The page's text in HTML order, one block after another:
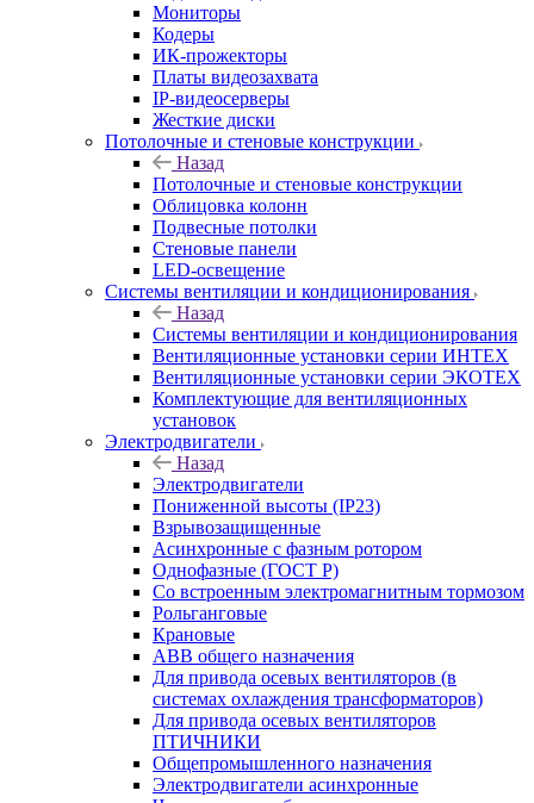
Мониторы
Кодеры
ИК-прожекторы
Платы видеозахвата
IP-видеосерверы
Жесткие диски
Потолочные и стеновые конструкции
Назад
Потолочные и стеновые конструкции
Облицовка колонн
Подвесные потолки
Стеновые панели
LED-освещение
Системы вентиляции и кондиционирования
Назад
Системы вентиляции и кондиционирования
Вентиляционные установки серии ИНТЕХ
Вентиляционные установки серии ЭКОТЕХ
Комплектующие для вентиляционных
установок
Электродвигатели
Назад
Электродвигатели
Пониженной высоты (IP23)
Взрывозащищенные
Асинхронные с фазным ротором
Однофазные (ГОСТ Р)
Со встроенным электромагнитным тормозом
Рольганговые
Крановые
АВВ общего назначения
Для привода осевых вентиляторов (в
системах охлаждения трансформаторов)
Для привода осевых вентиляторов
ПТИЧНИКИ
Общепромышленного назначения
Электродвигатели асинхронные